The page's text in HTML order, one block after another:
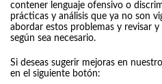
contener lenguaje ofensivo o
prácticas y análisis que ya no son
abordar estos problemas y revisar
según sea necesario.
Si deseas sugerir mejoras en
en el siguiente botón: